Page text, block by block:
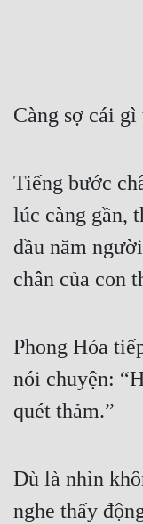
Truyện ngắn
Cung Đấu
Cạnh Kỹ
Cổ Tiên Hiệp
Du Hí
Dã Sử
Dị Giới
Càng sợ cái
Tiếng bước
lúc càng gần,
đầu năm
chân của con
Phong Hỏa
nói chuyện:
quét thảm.”
Dù là nhìn
nghe thấy